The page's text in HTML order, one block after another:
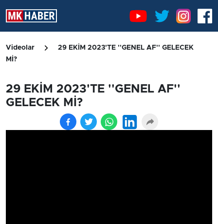
Videolar
29 EKİM 2023'TE ''GENEL AF'' GELECEK
Mİ?
29 EKİM 2023'TE ''GENEL AF''
GELECEK Mİ?